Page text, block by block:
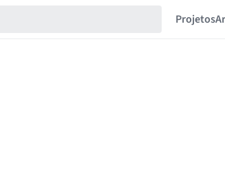
Projetos